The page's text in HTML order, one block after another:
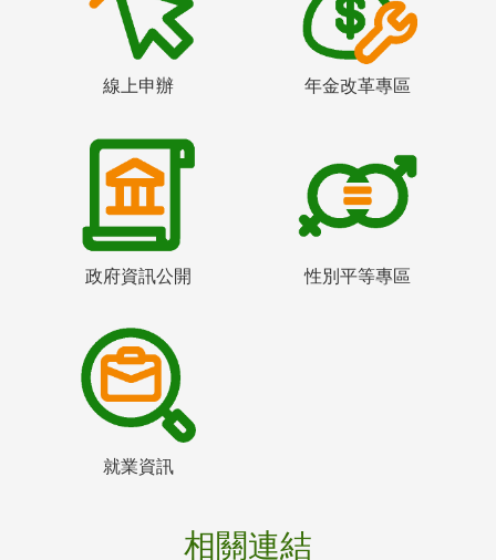
線上申辦 年金改革專區
政府資訊公開 性別平等專區
就業資訊
相關連結